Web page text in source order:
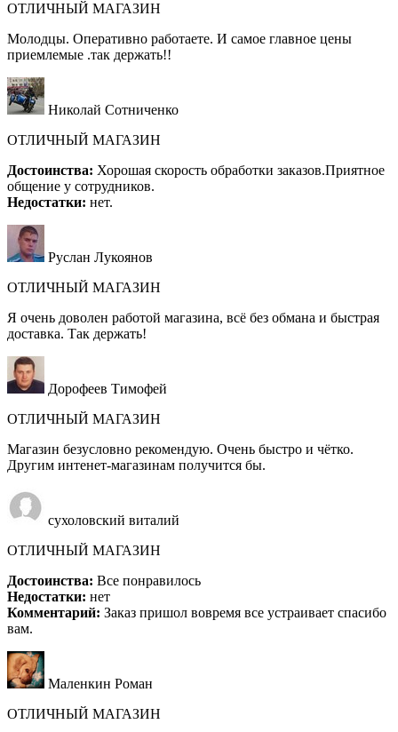
ОТЛИЧНЫЙ МАГАЗИН
Молодцы. Оперативно работаете. И самое главное цены
приемлемые .так держать!!
Николай Сотниченко
ОТЛИЧНЫЙ МАГАЗИН
Достоинства: Хорошая скорость обработки заказов.Приятное
общение у сотрудников.
Недостатки: нет.
Руслан Лукоянов
ОТЛИЧНЫЙ МАГАЗИН
Я очень доволен работой магазина, всё без обмана и быстрая
доставка. Так держать!
Дорофеев Тимофей
ОТЛИЧНЫЙ МАГАЗИН
Магазин безусловно рекомендую. Очень быстро и чётко.
Другим интенет-магазинам получится бы.
сухоловский виталий
ОТЛИЧНЫЙ МАГАЗИН
Достоинства: Все понравилось
Недостатки: нет
Комментарий: Заказ пришол вовремя все устраивает спасибо
вам.
Маленкин Роман
ОТЛИЧНЫЙ МАГАЗИН